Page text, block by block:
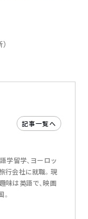
記事一覧へ
学留学、ヨーロッ
行会社に就職。現
味は英語で、映画